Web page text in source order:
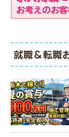
就職＆転職